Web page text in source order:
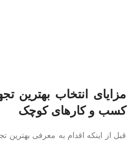
مزایای انتخاب بهترین
کسب و کارهای کوچک
قبل از اینکه اقدام به معرفی